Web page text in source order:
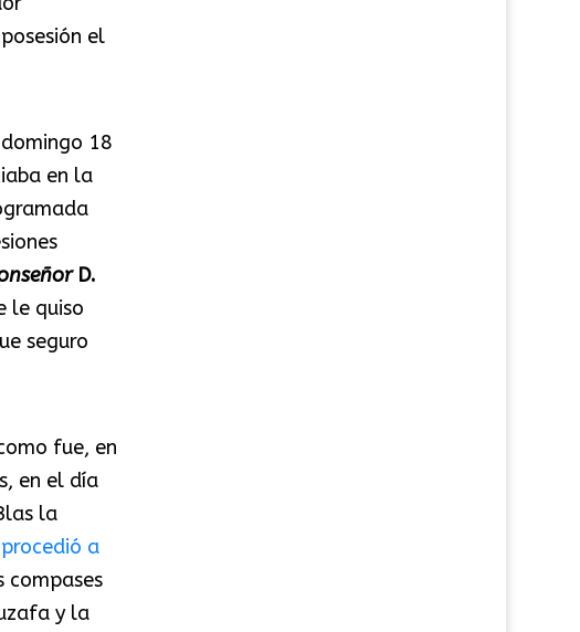
el
18
en la
D.
le quiso
seguro
fue, en
en el día
la
a
compases
y la